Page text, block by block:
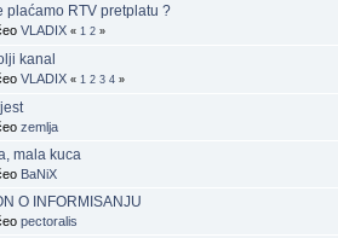
plaćamo RTV pretplatu ?
VLADIX « 1 2 »
kanal
VLADIX « 1 2 3 4 »
zemlja
mala kuca
BaNiX
O INFORMISANJU
pectoralis